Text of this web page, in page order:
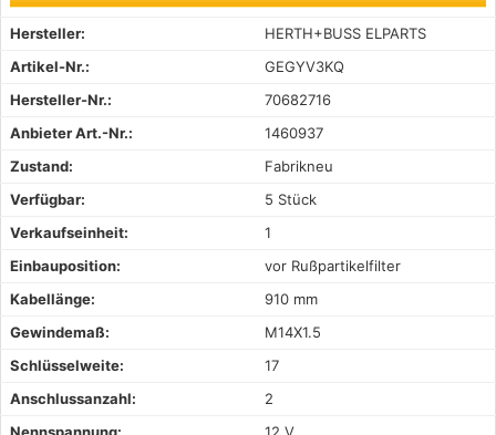
Hersteller:
HERTH+BUSS ELPARTS
Artikel-Nr.:
GEGYV3KQ
Hersteller-Nr.:
70682716
Anbieter Art.-Nr.:
1460937
Zustand:
Fabrikneu
Verfügbar:
5 Stück
Verkaufseinheit:
1
Einbauposition:
vor Rußpartikelfilter
Kabellänge:
910 mm
Gewindemaß:
M14X1.5
Schlüsselweite:
17
Anschlussanzahl:
2